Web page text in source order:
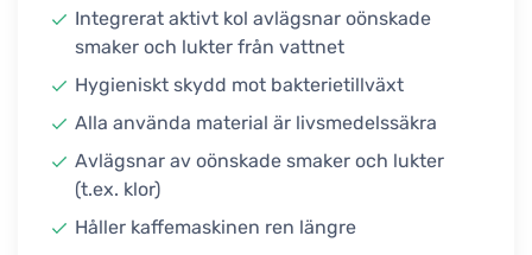
Integrerat aktivt kol avlägsnar oönskade
smaker och lukter från vattnet
Hygieniskt skydd mot bakterietillväxt
Alla använda material är livsmedelssäkra
Avlägsnar av oönskade smaker och lukter
(t.ex. klor)
Håller kaffemaskinen ren längre